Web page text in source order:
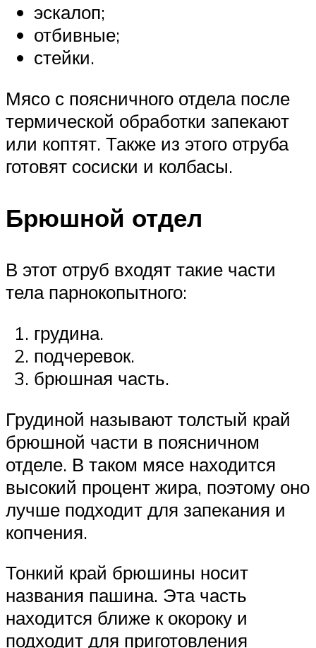
эскалоп;
отбивные;
стейки.
Мясо с поясничного отдела после
термической обработки запекают
или коптят. Также из этого отруба
готовят сосиски и колбасы.
Брюшной отдел
В этот отруб входят такие части
тела парнокопытного:
грудина.
подчеревок.
брюшная часть.
Грудиной называют толстый край
брюшной части в поясничном
отделе. В таком мясе находится
высокий процент жира, поэтому оно
лучше подходит для запекания и
копчения.
Тонкий край брюшины носит
названия пашина. Эта часть
находится ближе к окороку и
подходит для приготовления